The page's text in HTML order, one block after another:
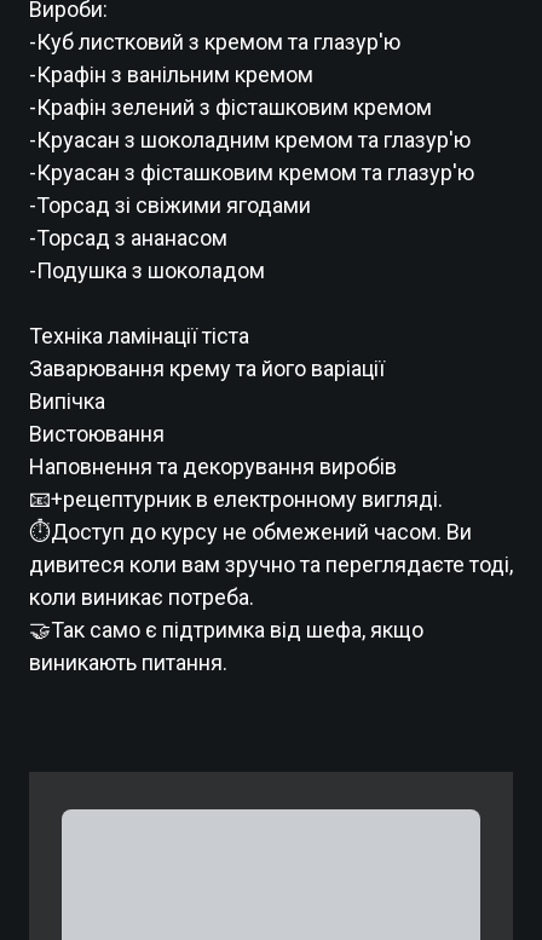
Вироби:
-Куб листковий з кремом та глазур'ю
-Крафін з ванільним кремом
-Крафін зелений з фісташковим кремом
-Круасан з шоколадним кремом та глазур'ю
-Круасан з фісташковим кремом та глазур'ю
-Торсад зі свіжими ягодами
-Торсад з ананасом
-Подушка з шоколадом
Техніка ламінації тіста
Заварювання крему та його варіації
Випічка
Вистоювання
Наповнення та декорування виробів
📧+рецептурник в електронному вигляді.
⏱Доступ до курсу не обмежений часом. Ви
дивитеся коли вам зручно та переглядаєте тоді,
коли виникає потреба.
🤝Так само є підтримка від шефа, якщо
виникають питання.